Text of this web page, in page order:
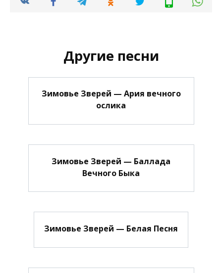
Другие песни
Зимовье Зверей — Ария вечного
ослика
Зимовье Зверей — Баллада
Вечного Быка
Зимовье Зверей — Белая Песня